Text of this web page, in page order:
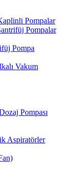
Pompalar
Pompalar
Pompa
Vakum
Pompası
Aspiratörler